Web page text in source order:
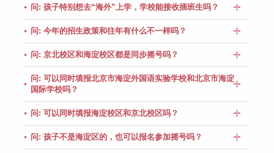
问: 孩子特别想去“海外”上学，学校能接收插班生吗？
问: 今年的招生政策和往年有什么不一样吗？
问: 京北校区和海淀校区都是同步摇号吗？
问: 可以同时填报北京市海淀外国语实验学校和北京市海淀
国际学校吗？
问: 可以同时填报海淀校区和京北校区吗？
问: 孩子不是海淀区的，也可以报名参加摇号吗？